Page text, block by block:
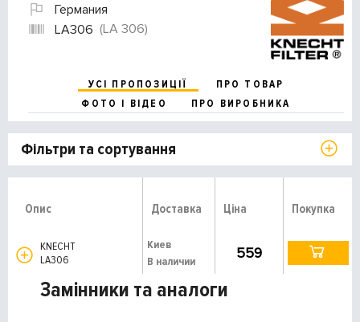
Германия
LA306 (LA 306)
УСІ ПРОПОЗИЦІЇ
ПРО ТОВАР
ФОТО І ВІДЕО
ПРО ВИРОБНИКА
Фільтри та сортування
Опис Доставка Ціна Покупка
KNECHT
LA306
Киев
В наличии
559
Замінники та аналоги